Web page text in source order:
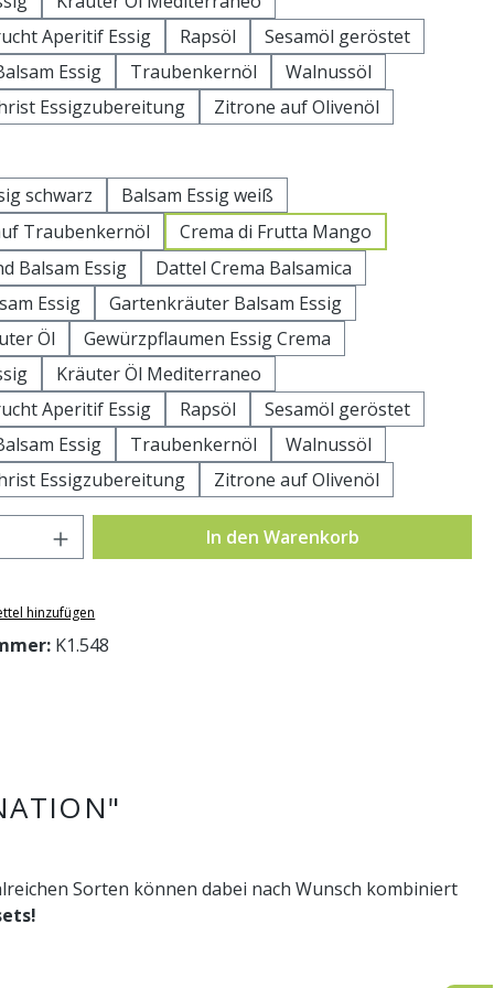
Aperitif Essig
Rapsöl
Sesamöl geröstet
Essig
Traubenkernöl
Walnussöl
Essigzubereitung
Zitrone auf Olivenöl
schwarz
Balsam Essig weiß
Traubenkernöl
Crema di Frutta Mango
Balsam Essig
Dattel Crema Balsamica
Essig
Gartenkräuter Balsam Essig
Öl
Gewürzpflaumen Essig Crema
Kräuter Öl Mediterraneo
Aperitif Essig
Rapsöl
Sesamöl geröstet
Essig
Traubenkernöl
Walnussöl
Essigzubereitung
Zitrone auf Olivenöl
Anzahl: Gib den gewünschten Wert
In den Warenkorb
hinzufügen
K1.548
Sorten können dabei nach Wunsch kombiniert